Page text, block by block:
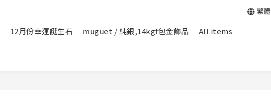
12月份幸運誕生石 muguet / 純銀,14kgf包金飾品
All items
繁